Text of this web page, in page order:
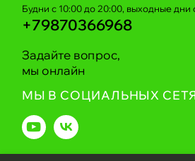
Будни с 10:00 до 20:00, выходные дни
+79870366968
Задайте вопрос,
мы онлайн
МЫ В СОЦИАЛЬНЫХ